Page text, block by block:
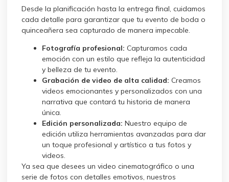
Desde la planificación hasta la entrega final, cuidamos
cada detalle para garantizar que tu evento de boda o
quinceañera sea capturado de manera impecable.
Fotografía profesional: Capturamos cada
emoción con un estilo que refleja la autenticidad
y belleza de tu evento.
Grabación de video de alta calidad: Creamos
videos emocionantes y personalizados con una
narrativa que contará tu historia de manera
única.
Edición personalizada: Nuestro equipo de
edición utiliza herramientas avanzadas para dar
un toque profesional y artístico a tus fotos y
videos.
Ya sea que desees un video cinematográfico o una
serie de fotos con detalles emotivos, nuestros